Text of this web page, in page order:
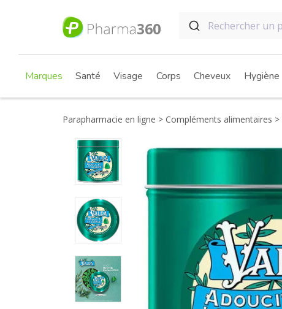
Marques Santé Visage Corps Cheveux Hygiène
Parapharmacie en ligne Compléments alimentaires